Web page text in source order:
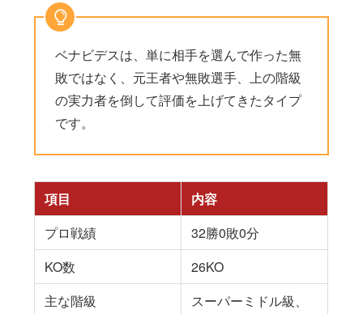
ベナビデスは、単に相手を選んで作った無
敗ではなく、元王者や無敗選手、上の階級
の実力者を倒して評価を上げてきたタイプ
です。
項目
内容
プロ戦績
32勝0敗0分
KO数
26KO
主な階級
スーパーミドル級、